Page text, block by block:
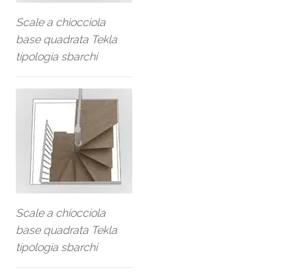
Scale a chiocciola
base quadrata Tekla
tipologia sbarchi
Scale a chiocciola
base quadrata Tekla
tipologia sbarchi